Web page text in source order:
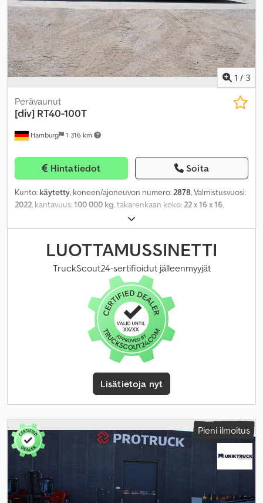
1 / 3
Hamburg 1 316 km
Perävaunut
[div] RT40-100T
Hintatiedot Soita
Kunto: käytetty, koneen/ajoneuvon numero:2878, Valmistusvuosi:
2022, kantavuus:100 000 kg, takarenkaan koko:22 x 16 x 16,
LUOTTAMUSSINETTI
TruckScout24-sertifioidut jälleenmyyjät
Lisätietoja nyt
Pieni ilmoitus